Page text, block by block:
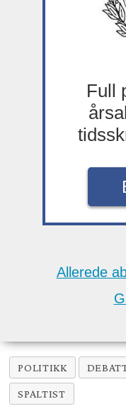
Full
Allerede
POLITIKK
SPALTIST